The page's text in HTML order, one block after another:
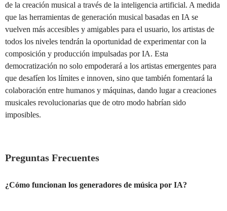
de la creación musical a través de la inteligencia artificial. A medida
que las herramientas de generación musical basadas en IA se
vuelven más accesibles y amigables para el usuario, los artistas de
todos los niveles tendrán la oportunidad de experimentar con la
composición y producción impulsadas por IA. Esta
democratización no solo empoderará a los artistas emergentes para
que desafíen los límites e innoven, sino que también fomentará la
colaboración entre humanos y máquinas, dando lugar a creaciones
musicales revolucionarias que de otro modo habrían sido
imposibles.
Preguntas Frecuentes
¿Cómo funcionan los generadores de música por IA?